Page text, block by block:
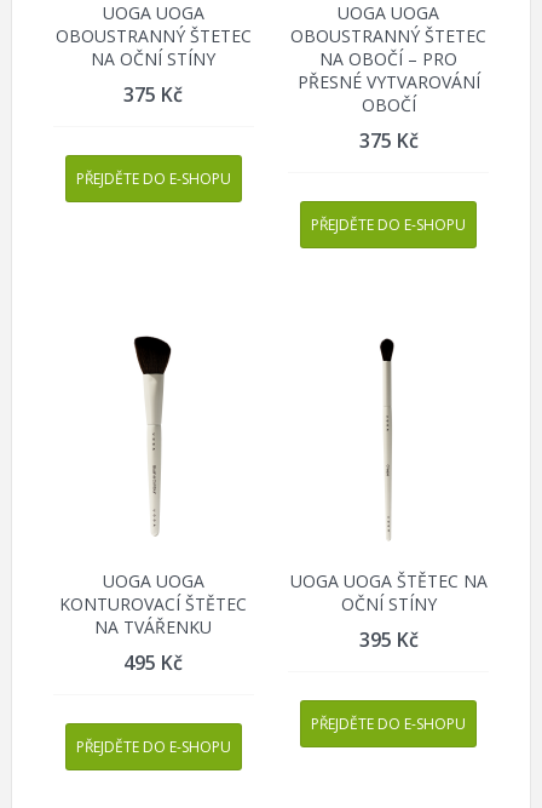
UOGA UOGA
OBOUSTRANNÝ ŠTETEC
NA OČNÍ STÍNY
375 Kč
PŘEJDĚTE DO E-SHOPU
UOGA UOGA
OBOUSTRANNÝ ŠTETEC
NA OBOČÍ – PRO
PŘESNÉ VYTVAROVÁNÍ
OBOČÍ
375 Kč
PŘEJDĚTE DO E-SHOPU
UOGA UOGA
KONTUROVACÍ ŠTĚTEC
NA TVÁŘENKU
495 Kč
PŘEJDĚTE DO E-SHOPU
UOGA UOGA ŠTĚTEC NA
OČNÍ STÍNY
395 Kč
PŘEJDĚTE DO E-SHOPU